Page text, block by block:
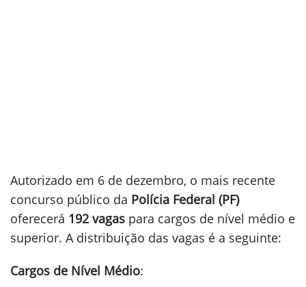
Autorizado em 6 de dezembro, o mais recente
concurso público da Polícia Federal (PF)
oferecerá 192 vagas para cargos de nível médio e
superior. A distribuição das vagas é a seguinte:
Cargos de Nível Médio: